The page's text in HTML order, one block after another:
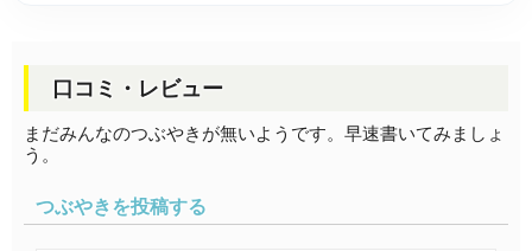
口コミ・レビュー
まだみんなのつぶやきが無いようです。早速書いてみましょ
う。
つぶやきを投稿する